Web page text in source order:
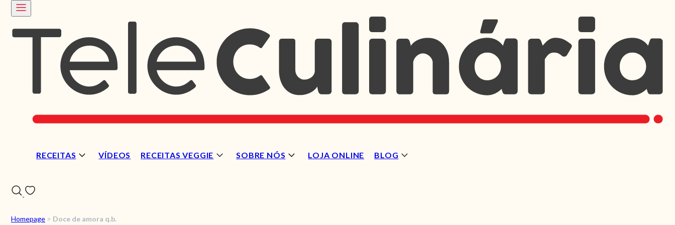
RECEITAS VÍDEOS RECEITAS VEGGIE SOBRE NÓS LOJA ONLINE BLOG
Homepage > Doce de amora q.b.